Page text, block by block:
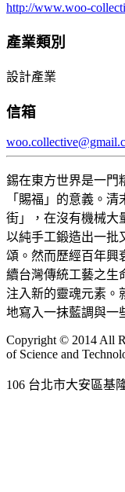
http://www.woo-
產業類別
設計產業
信箱
錫在東方世界是一門
「賜福」的意義。
街」，在沒有機械大
以純手工鍛造出一批
頌。然而歷經百年興
續台灣傳統工藝之生
注入新的靈魂元素。
地寫入一抹藍調與一
Copyright © 2014 All
of Science and
106 台北市大安區基